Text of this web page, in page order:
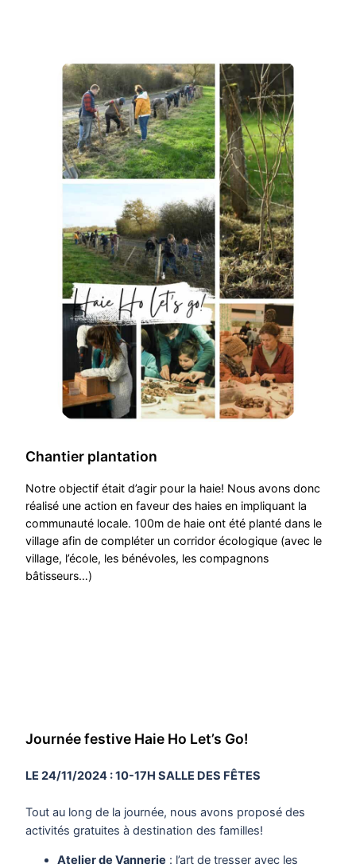
Chantier plantation
Notre objectif était d’agir pour la haie! Nous avons donc
réalisé une action en faveur des haies en impliquant la
communauté locale. 100m de haie ont été planté dans le
village afin de compléter un corridor écologique (avec le
village, l’école, les bénévoles, les compagnons
bâtisseurs…)
Journée festive Haie Ho Let’s Go!
LE 24/11/2024 : 10-17H SALLE DES FÊTES
Tout au long de la journée, nous avons proposé des
activités gratuites à destination des familles!
Atelier de Vannerie : l’art de tresser avec les